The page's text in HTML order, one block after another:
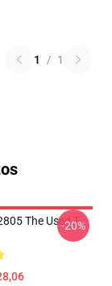
1 / 1
The Used T-
-20%